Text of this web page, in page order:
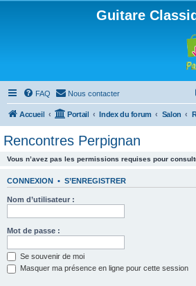
Guitare
FAQ Nous contacter
Accueil Portail Index du forum Salon
Rencontres Perpignan
Vous n’avez pas les permissions requises pour
CONNEXION • S’ENREGISTRER
Nom d’utilisateur :
Mot de passe :
Se souvenir de moi
Masquer ma présence en ligne pour cette session